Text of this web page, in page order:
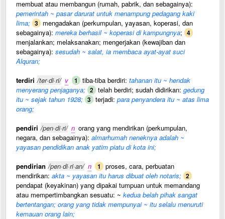
membuat atau membangun (rumah, pabrik, dan sebagainya):
pemerintah ~ pasar darurat untuk menampung pedagang kaki
lima; 3 mengadakan (perkumpulan, yayasan, koperasi, dan
sebagainya): mereka berhasil ~ koperasi di kampungnya; 4
menjalankan; melaksanakan; mengerjakan (kewajiban dan
sebagainya): sesudah ~ salat, ia membaca ayat-ayat suci
Alquran;
terdiri /ter·di·ri/ v 1 tiba-tiba berdiri: tahanan itu ~ hendak
menyerang penjaganya; 2 telah berdiri; sudah didirikan: gedung
itu ~ sejak tahun 1928; 3 terjadi: para penyandera itu ~ atas lima
orang;
pendiri /pen·di·ri/ n orang yang mendirikan (perkumpulan,
negara, dan sebagainya): almarhumah neneknya adalah ~
yayasan pendidikan anak yatim piatu di kota ini;
pendirian /pen·di·ri·an/ n 1 proses, cara, perbuatan
mendirikan: akta ~ yayasan itu harus dibuat oleh notaris; 2
pendapat (keyakinan) yang dipakai tumpuan untuk memandang
atau mempertimbangkan sesuatu: ~ kedua belah pihak sangat
bertentangan; orang yang tidak mempunyai ~ itu selalu menuruti
kemauan orang lain;